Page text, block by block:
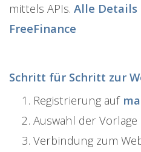
mittels APIs. Alle Details
FreeFinance
Schritt für Schritt zur
Registrierung auf
Auswahl der Vorlage
Verbindung zum